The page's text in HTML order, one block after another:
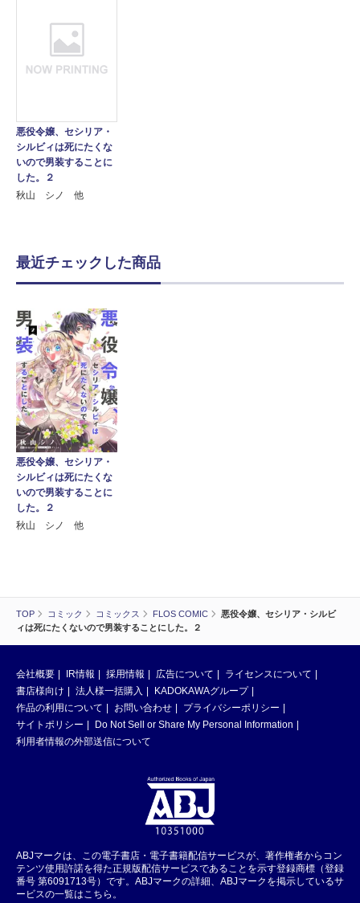
TOP コミック コミックス FLOS COMIC
悪役令嬢、セシリア・シルビ
ィは死にたくないので男装することにした。２
悪役令嬢、セシリア・
シルビィは死にたくな
いので男装することに
した。２
秋山 シノ 他
最近チェックした商品
悪役令嬢、セシリア・
シルビィは死にたくな
いので男装することに
した。２
秋山 シノ 他
会社概要 IR情報 採用情報 広告について
ライセンスについて
書店様向け
法人様一括購入
KADOKAWAグループ
作品の利用について
お問い合わせ
プライバシーポリシー
サイトポリシー
Do Not Sell or Share My Personal Information
利用者情報の外部送信について
ABJマークは、この電子書店・電子書籍配信サービスが、著作権者からコン
テンツ使用許諾を得た正規版配信サービスであることを示す登録商標（登録
番号 第6091713号）です。ABJマークの詳細、ABJマークを掲示しているサ
ービスの一覧はこちら。